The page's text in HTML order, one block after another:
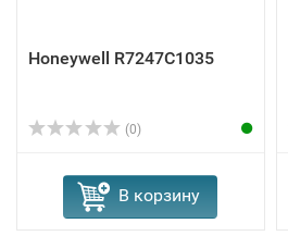
Honeywell R7247C1035
(0)
В корзину